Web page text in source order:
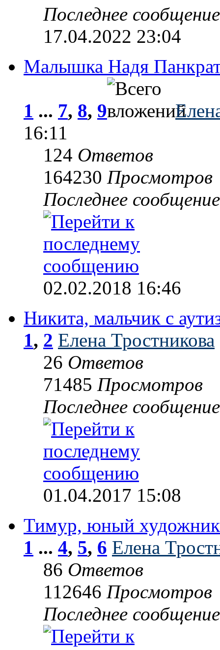
Последнее
17.04.2022 23:04
Малышка Надя
1 ... 7, 8, 9
16:11
124 Ответов
164230 Просмотров
Последнее
02.02.2018 16:46
Никита, мальчик с
1, 2 Елена Тростникова
26 Ответов
71485 Просмотров
Последнее
01.04.2017 15:08
Тимур, юный
1 ... 4, 5, 6 Елена
86 Ответов
112646 Просмотров
Последнее